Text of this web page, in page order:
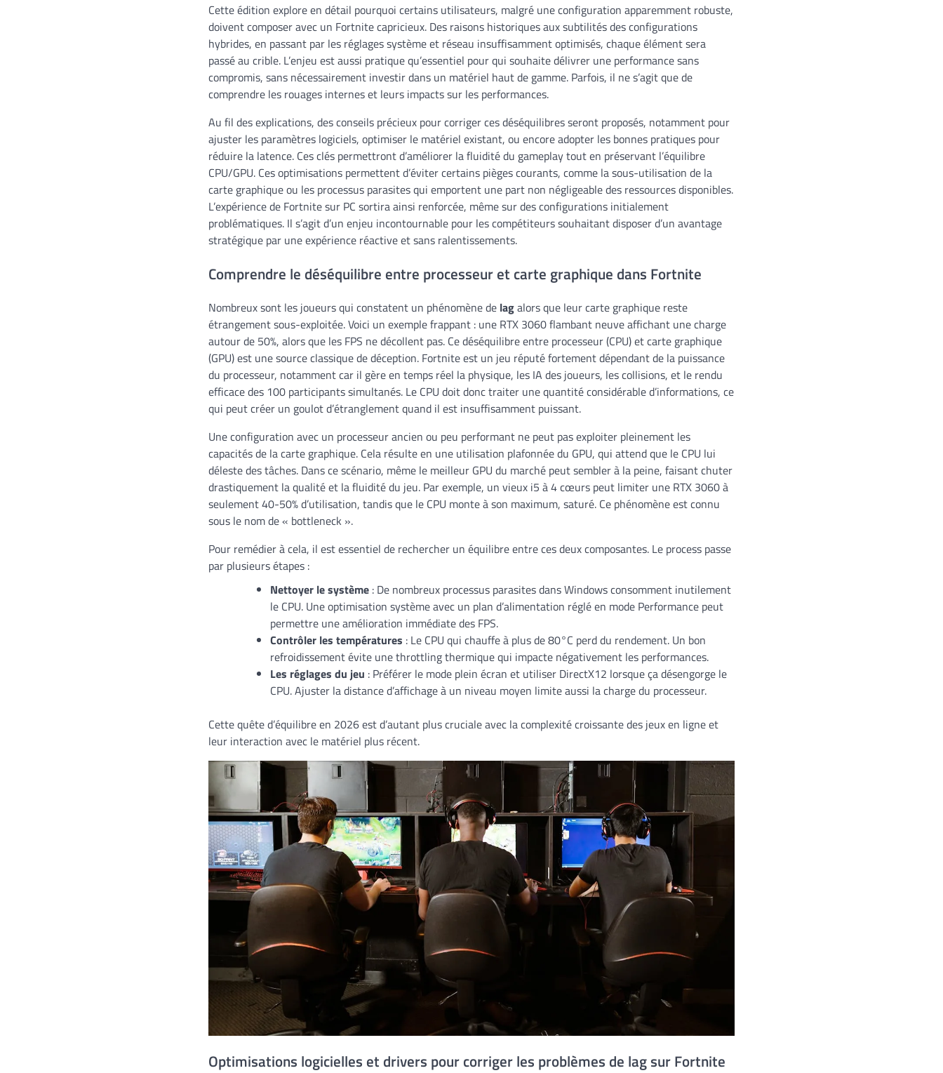
Cette édition explore en détail pourquoi certains utilisateurs, malgré une configuration apparemment robuste,
doivent composer avec un Fortnite capricieux. Des raisons historiques aux subtilités des configurations
hybrides, en passant par les réglages système et réseau insuffisamment optimisés, chaque élément sera
passé au crible. L’enjeu est aussi pratique qu’essentiel pour qui souhaite délivrer une performance sans
compromis, sans nécessairement investir dans un matériel haut de gamme. Parfois, il ne s’agit que de
comprendre les rouages internes et leurs impacts sur les performances.
Au fil des explications, des conseils précieux pour corriger ces déséquilibres seront proposés, notamment pour
ajuster les paramètres logiciels, optimiser le matériel existant, ou encore adopter les bonnes pratiques pour
réduire la latence. Ces clés permettront d’améliorer la fluidité du gameplay tout en préservant l’équilibre
CPU/GPU. Ces optimisations permettent d’éviter certains pièges courants, comme la sous-utilisation de la
carte graphique ou les processus parasites qui emportent une part non négligeable des ressources disponibles.
L’expérience de Fortnite sur PC sortira ainsi renforcée, même sur des configurations initialement
problématiques. Il s’agit d’un enjeu incontournable pour les compétiteurs souhaitant disposer d’un avantage
stratégique par une expérience réactive et sans ralentissements.
Comprendre le déséquilibre entre processeur et carte graphique dans Fortnite
Nombreux sont les joueurs qui constatent un phénomène de lagalors que leur carte graphique reste
étrangement sous-exploitée. Voici un exemple frappant : une RTX 3060 flambant neuve affichant une charge
autour de 50%, alors que les FPS ne décollent pas. Ce déséquilibre entre processeur (CPU) et carte graphique
(GPU) est une source classique de déception. Fortnite est un jeu réputé fortement dépendant de la puissance
du processeur, notamment car il gère en temps réel la physique, les IA des joueurs, les collisions, et le rendu
efficace des 100 participants simultanés. Le CPU doit donc traiter une quantité considérable d’informations, ce
qui peut créer un goulot d’étranglement quand il est insuffisamment puissant.
Une configuration avec un processeur ancien ou peu performant ne peut pas exploiter pleinement les
capacités de la carte graphique. Cela résulte en une utilisation plafonnée du GPU, qui attend que le CPU lui
déleste des tâches. Dans ce scénario, même le meilleur GPU du marché peut sembler à la peine, faisant chuter
drastiquement la qualité et la fluidité du jeu. Par exemple, un vieux i5 à 4 cœurs peut limiter une RTX 3060 à
seulement 40-50% d’utilisation, tandis que le CPU monte à son maximum, saturé. Ce phénomène est connu
sous le nom de « bottleneck ».
Pour remédier à cela, il est essentiel de rechercher un équilibre entre ces deux composantes. Le process passe
par plusieurs étapes :
Nettoyer le système : De nombreux processus parasites dans Windows consomment inutilement
le CPU. Une optimisation système avec un plan d’alimentation réglé en mode Performance peut
permettre une amélioration immédiate des FPS.
Contrôler les températures : Le CPU qui chauffe à plus de 80°C perd du rendement. Un bon
refroidissement évite une throttling thermique qui impacte négativement les performances.
Les réglages du jeu : Préférer le mode plein écran et utiliser DirectX12 lorsque ça désengorge le
CPU. Ajuster la distance d’affichage à un niveau moyen limite aussi la charge du processeur.
Cette quête d’équilibre en 2026 est d’autant plus cruciale avec la complexité croissante des jeux en ligne et
leur interaction avec le matériel plus récent.
Optimisations logicielles et drivers pour corriger les problèmes de lag sur Fortnite